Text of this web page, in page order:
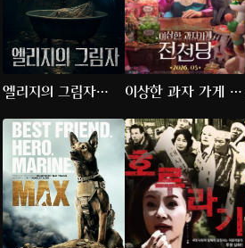
엘리지의 그림자
(2026)
이상한 과자 가게 전
천당